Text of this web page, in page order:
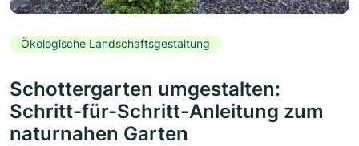
Ökologische Landschaftsgestaltung
Schottergarten umgestalten:
Schritt-für-Schritt-Anleitung zum
naturnahen Garten